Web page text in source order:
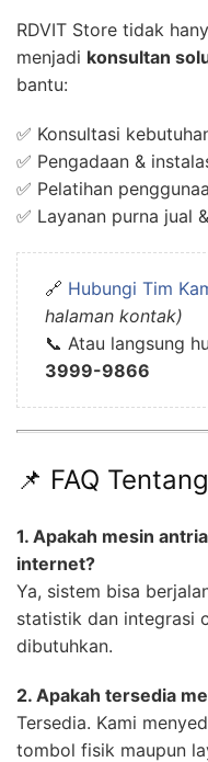
RDVIT Store tidak
menjadi konsultan
bantu:
✅ Konsultasi
✅ Pengadaan &
✅ Pelatihan
✅ Layanan purna jual
🔗 Hubungi Tim
halaman kontak)
📞 Atau langsung
3999-9866
📌 FAQ
1. Apakah mesin
internet?
Ya, sistem bisa
statistik dan integrasi
dibutuhkan.
2. Apakah tersedia
Tersedia. Kami
tombol fisik maupun